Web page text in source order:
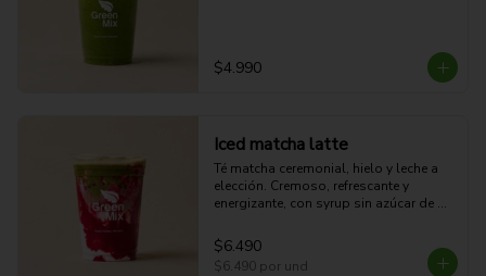
$4.990
Iced matcha latte
Té matcha ceremonial, hielo y leche a
elección. Cremoso, refrescante y
energizante, con syrup sin azúcar de
fruta real para un sabor único y natural.
$6.490
$6.490por und